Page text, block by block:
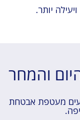
יותר.
והמחר
מעטפת אבטחת